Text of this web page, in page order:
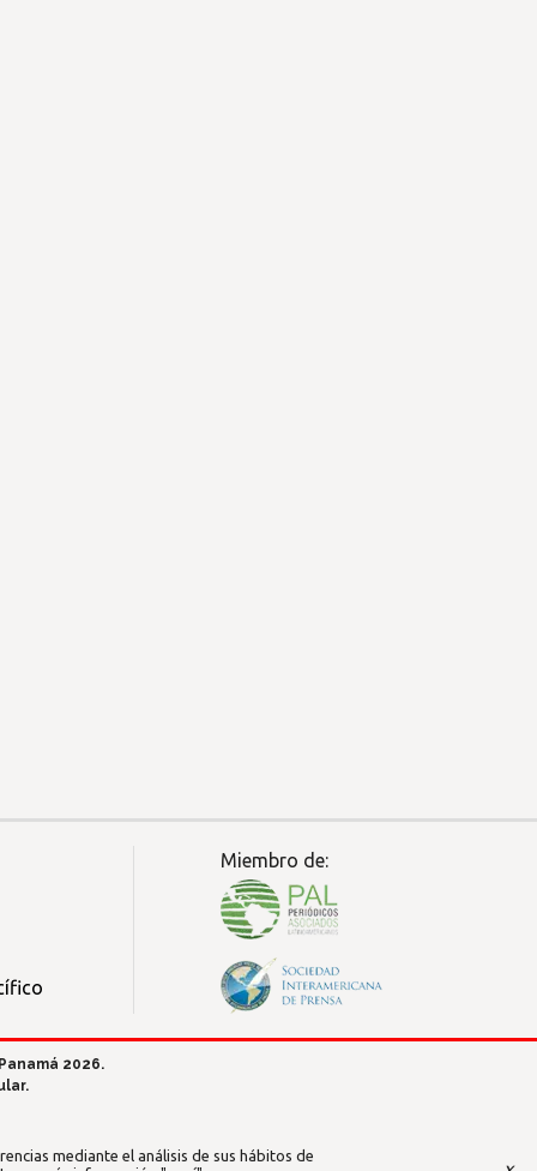
Miembro de:
2026.
mediante el análisis de sus hábitos de